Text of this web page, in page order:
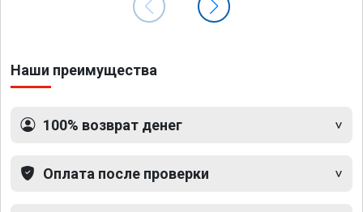
Наши преимущества
100% возврат денег
Оплата после проверки